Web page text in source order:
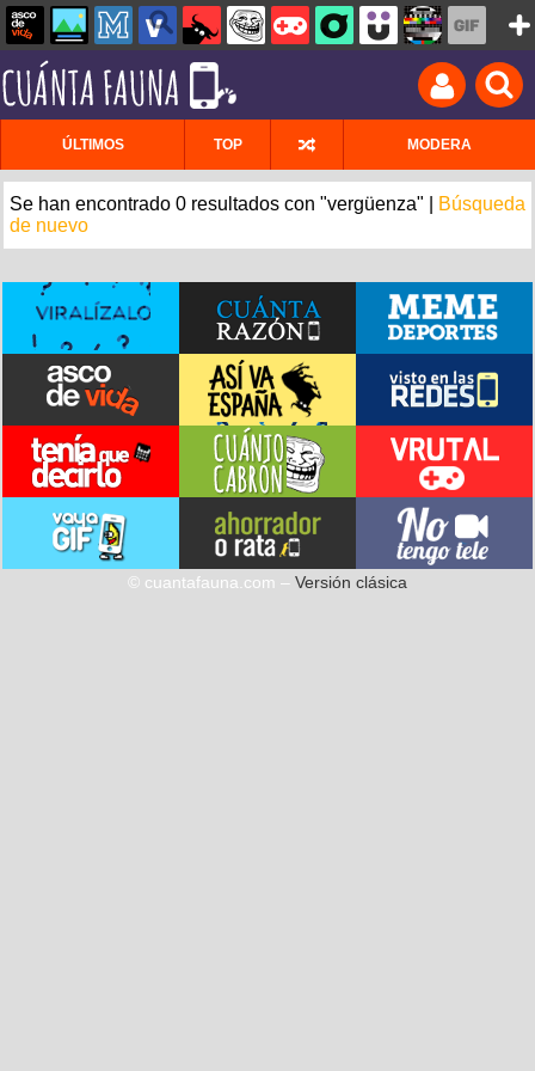
ÚLTIMOS TOP MODERA
Se han encontrado 0 resultados con "vergüenza" |
Búsqueda
de nuevo
© cuantafauna.com – Versión clásica